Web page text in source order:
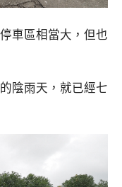
車區相當大，但也
陰雨天，就已經七